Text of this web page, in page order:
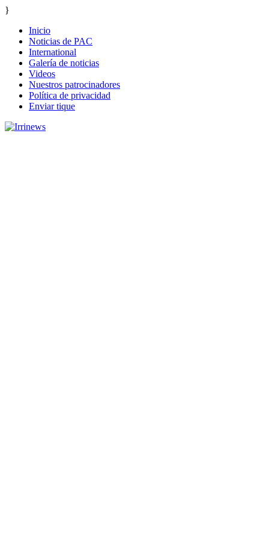
}
Inicio
Noticias de PAC
International
Galería de noticias
Videos
Nuestros patrocinadores
Política de privacidad
Enviar tique